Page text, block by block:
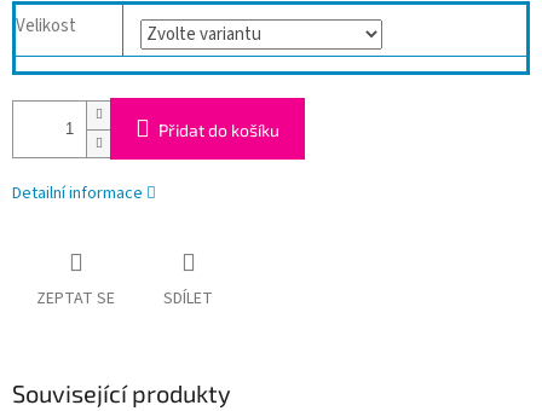
Velikost
Přidat do košíku
Detailní informace
ZEPTAT SE SDÍLET
Související produkty